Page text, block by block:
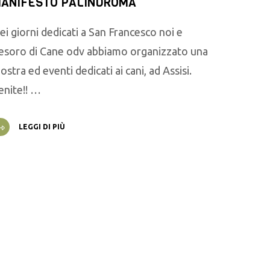
giorni dedicati a San Francesco noi e
di Cane odv abbiamo organizzato una
ed eventi dedicati ai cani, ad Assisi.
…
LEGGI DI PIÙ